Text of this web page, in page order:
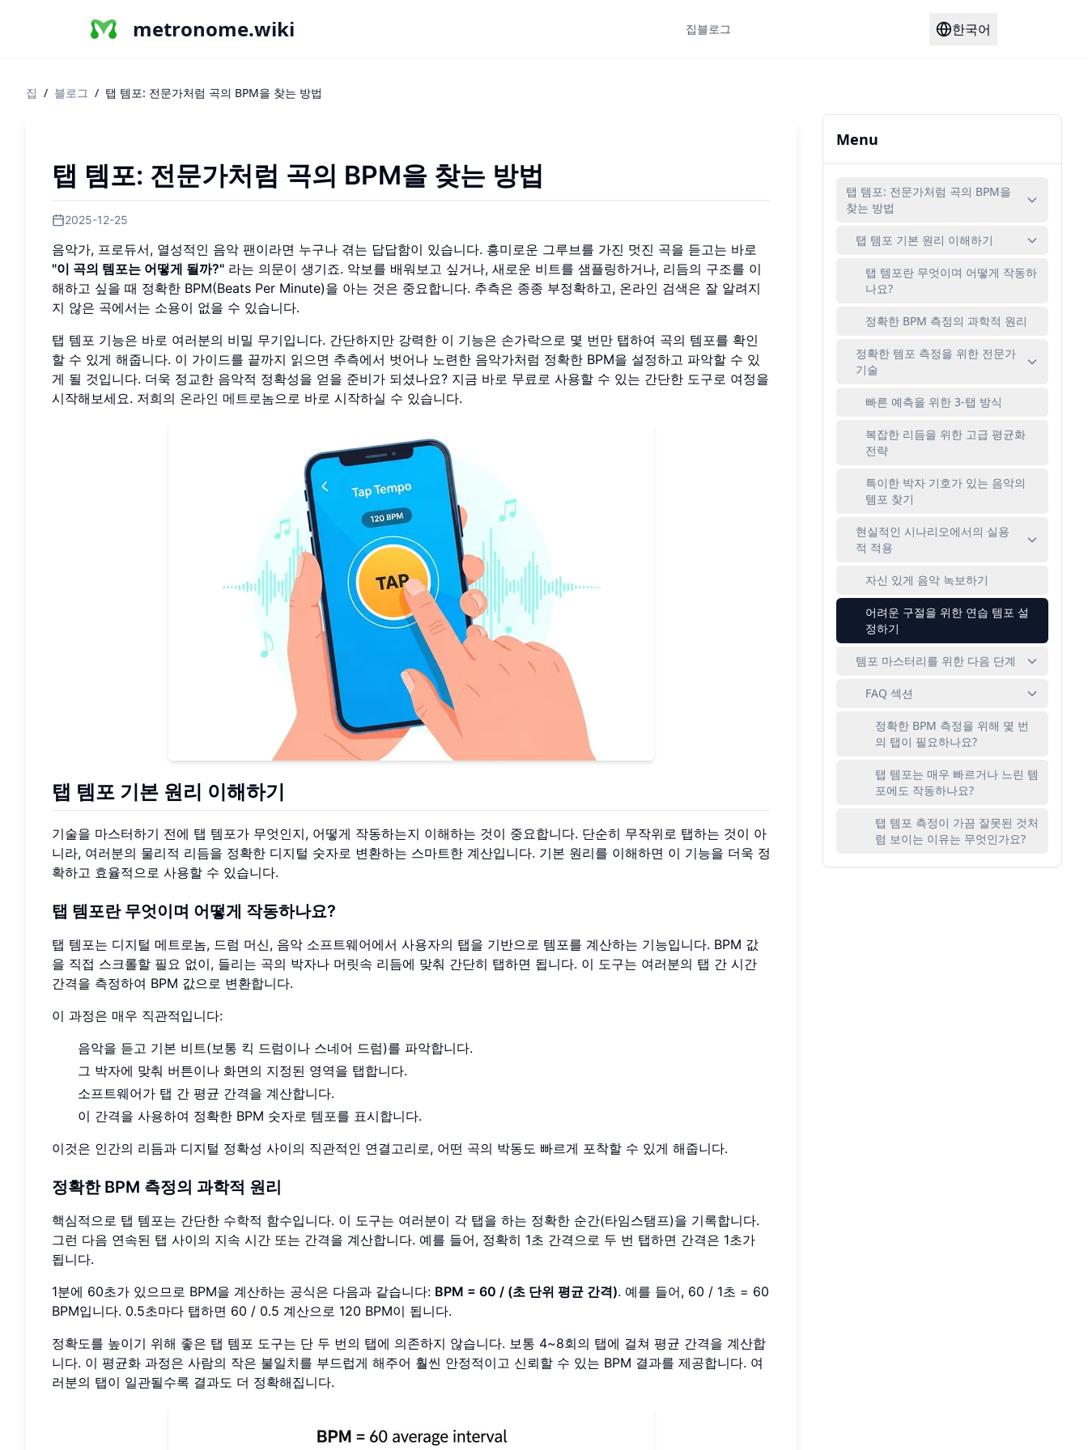
metronome.wiki 집블로그 한국어
집 / 블로그 / 탭 템포: 전문가처럼 곡의 BPM을 찾는 방법
탭 템포: 전문가처럼 곡의 BPM을 찾는 방법
2025-12-25
음악가, 프로듀서, 열성적인 음악 팬이라면 누구나 겪는 답답함이 있습니다. 흥미로운 그루브를 가진 멋진 곡을 듣고는 바로
"이 곡의 템포는 어떻게 될까?" 라는 의문이 생기죠. 악보를 배워보고 싶거나, 새로운 비트를 샘플링하거나, 리듬의 구조를 이
해하고 싶을 때 정확한 BPM(Beats Per Minute)을 아는 것은 중요합니다. 추측은 종종 부정확하고, 온라인 검색은 잘 알려지
지 않은 곡에서는 소용이 없을 수 있습니다.
탭 템포 기능은 바로 여러분의 비밀 무기입니다. 간단하지만 강력한 이 기능은 손가락으로 몇 번만 탭하여 곡의 템포를 확인
할 수 있게 해줍니다. 이 가이드를 끝까지 읽으면 추측에서 벗어나 노련한 음악가처럼 정확한 BPM을 설정하고 파악할 수 있
게 될 것입니다. 더욱 정교한 음악적 정확성을 얻을 준비가 되셨나요? 지금 바로 무료로 사용할 수 있는 간단한 도구로 여정을
시작해보세요. 저희의 온라인 메트로놈으로 바로 시작하실 수 있습니다.
탭 템포 기본 원리 이해하기
기술을 마스터하기 전에 탭 템포가 무엇인지, 어떻게 작동하는지 이해하는 것이 중요합니다. 단순히 무작위로 탭하는 것이 아
니라, 여러분의 물리적 리듬을 정확한 디지털 숫자로 변환하는 스마트한 계산입니다. 기본 원리를 이해하면 이 기능을 더욱 정
확하고 효율적으로 사용할 수 있습니다.
탭 템포란 무엇이며 어떻게 작동하나요?
탭 템포는 디지털 메트로놈, 드럼 머신, 음악 소프트웨어에서 사용자의 탭을 기반으로 템포를 계산하는 기능입니다. BPM 값
을 직접 스크롤할 필요 없이, 들리는 곡의 박자나 머릿속 리듬에 맞춰 간단히 탭하면 됩니다. 이 도구는 여러분의 탭 간 시간
간격을 측정하여 BPM 값으로 변환합니다.
이 과정은 매우 직관적입니다:
음악을 듣고 기본 비트(보통 킥 드럼이나 스네어 드럼)를 파악합니다.
그 박자에 맞춰 버튼이나 화면의 지정된 영역을 탭합니다.
소프트웨어가 탭 간 평균 간격을 계산합니다.
이 간격을 사용하여 정확한 BPM 숫자로 템포를 표시합니다.
이것은 인간의 리듬과 디지털 정확성 사이의 직관적인 연결고리로, 어떤 곡의 박동도 빠르게 포착할 수 있게 해줍니다.
정확한 BPM 측정의 과학적 원리
핵심적으로 탭 템포는 간단한 수학적 함수입니다. 이 도구는 여러분이 각 탭을 하는 정확한 순간(타임스탬프)을 기록합니다.
그런 다음 연속된 탭 사이의 지속 시간 또는 간격을 계산합니다. 예를 들어, 정확히 1초 간격으로 두 번 탭하면 간격은 1초가
됩니다.
1분에 60초가 있으므로 BPM을 계산하는 공식은 다음과 같습니다: BPM = 60 / (초 단위 평균 간격). 예를 들어, 60 / 1초 = 60
BPM입니다. 0.5초마다 탭하면 60 / 0.5 계산으로 120 BPM이 됩니다.
정확도를 높이기 위해 좋은 탭 템포 도구는 단 두 번의 탭에 의존하지 않습니다. 보통 4~8회의 탭에 걸쳐 평균 간격을 계산합
니다. 이 평균화 과정은 사람의 작은 불일치를 부드럽게 해주어 훨씬 안정적이고 신뢰할 수 있는 BPM 결과를 제공합니다. 여
러분의 탭이 일관될수록 결과도 더 정확해집니다.
Menu
탭 템포: 전문가처럼 곡의 BPM을
찾는 방법
탭 템포 기본 원리 이해하기
탭 템포란 무엇이며 어떻게 작동하
나요?
정확한 BPM 측정의 과학적 원리
정확한 템포 측정을 위한 전문가
기술
빠른 예측을 위한 3-탭 방식
복잡한 리듬을 위한 고급 평균화
전략
특이한 박자 기호가 있는 음악의
템포 찾기
현실적인 시나리오에서의 실용
적 적용
자신 있게 음악 녹보하기
어려운 구절을 위한 연습 템포 설
정하기
템포 마스터리를 위한 다음 단계
FAQ 섹션
정확한 BPM 측정을 위해 몇 번
의 탭이 필요하나요?
탭 템포는 매우 빠르거나 느린 템
포에도 작동하나요?
탭 템포 측정이 가끔 잘못된 것처
럼 보이는 이유는 무엇인가요?